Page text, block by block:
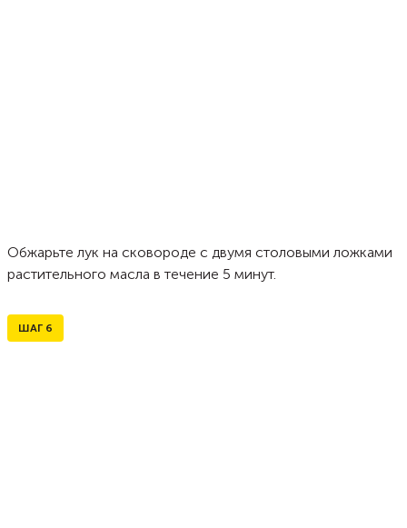
Обжарьте лук на сковороде с двумя столовыми ложками
растительного масла в течение 5 минут.
ШАГ 6